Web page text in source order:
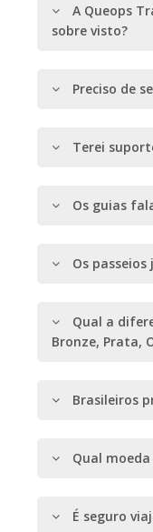
A Queops
sobre visto?
Preciso de
Terei
Os guias
Os
Qual a
Bronze, Prata,
Brasileiros
Qual
É seguro